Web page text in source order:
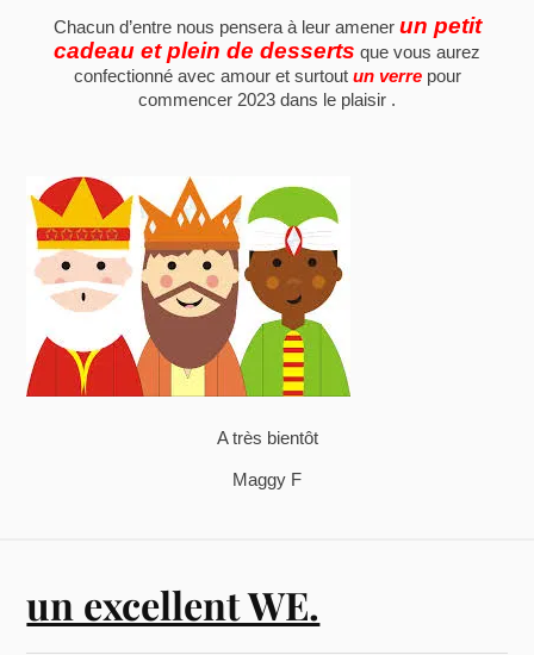
Chacun d’entre nous pensera à leur amener un petit
cadeau et plein de desserts que vous aurez
confectionné avec amour et surtout un verrepour
commencer 2023 dans le plaisir .
A très bientôt
Maggy F
un excellent WE.